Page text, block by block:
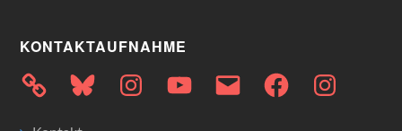
KONTAKTAUFNAHME
Bluesky InstagramYouTubeE-
Mail
FacebookInstagram